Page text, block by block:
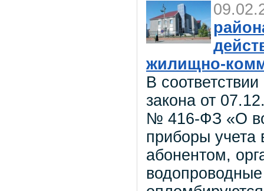
жилищно-
В
закона от
№ 416-ФЗ «О
приборы
абонентом,